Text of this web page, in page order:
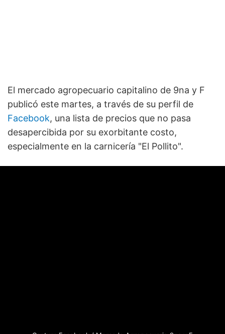
El mercado agropecuario capitalino de 9na y F
publicó este martes, a través de su perfil de
Facebook, una lista de precios que no pasa
desapercibida por su exorbitante costo,
especialmente en la carnicería "El Pollito".